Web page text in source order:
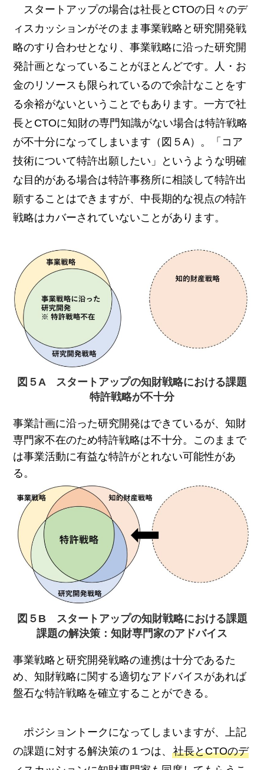
スタートアップの場合は社長とCTOの日々のデ
ィスカッションがそのまま事業戦略と研究開発戦
略のすり合わせとなり、事業戦略に沿った研究開
発計画となっていることがほとんどです。人・お
金のリソースも限られているので余計なことをす
る余裕がないということでもあります。一方で社
長とCTOに知財の専門知識がない場合は特許戦略
が不十分になってしまいます（図５A）。「コア
技術について特許出願したい」というような明確
な目的がある場合は特許事務所に相談して特許出
願することはできますが、中長期的な視点の特許
戦略はカバーされていないことがあります。
図５A スタートアップの知財戦略における課題
特許戦略が不十分
事業計画に沿った研究開発はできているが、知財
専門家不在のため特許戦略は不十分。このままで
は事業活動に有益な特許がとれない可能性があ
る。
図５B スタートアップの知財戦略における課題
課題の解決策：知財専門家のアドバイス
事業戦略と研究開発戦略の連携は十分であるた
め、知財戦略に関する適切なアドバイスがあれば
盤石な特許戦略を確立することができる。
ポジショントークになってしまいますが、上記
の課題に対する解決策の１つは、社長とCTOのデ